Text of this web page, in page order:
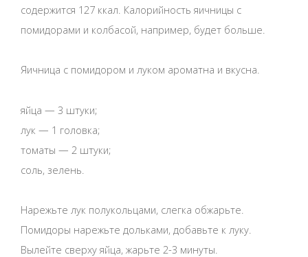
содержится 127 ккал. Калорийность яичницы с
помидорами и колбасой, например, будет больше.
Яичница с помидором и луком ароматна и вкусна.
яйца — 3 штуки;
лук — 1 головка;
томаты — 2 штуки;
соль, зелень.
Нарежьте лук полукольцами, слегка обжарьте.
Помидоры нарежьте дольками, добавьте к луку.
Вылейте сверху яйца, жарьте 2-3 минуты.